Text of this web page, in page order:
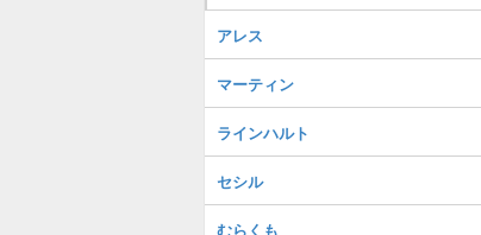
アレス
マーティン
ラインハルト
セシル
むらくも